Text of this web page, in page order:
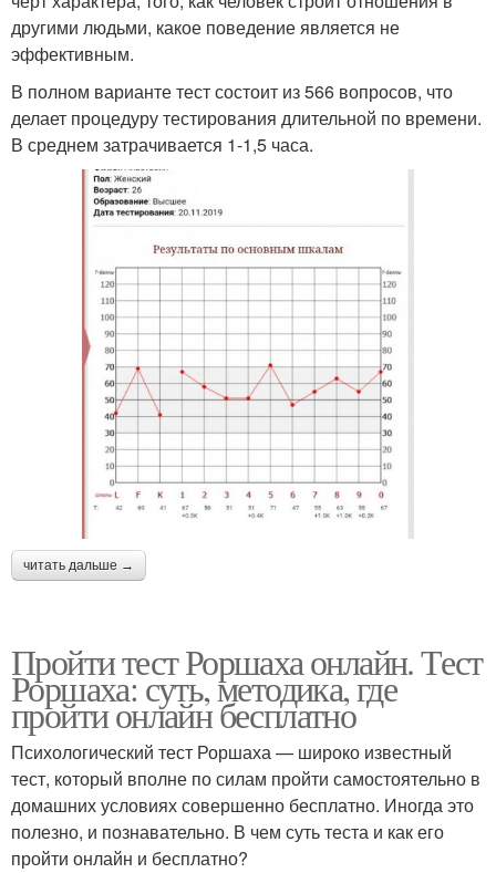
другими людьми, какое поведение является не
эффективным.
В полном варианте тест состоит из 566 вопросов, что
делает процедуру тестирования длительной по времени.
В среднем затрачивается 1-1,5 часа.
читать дальше →
Пройти тест Роршаха онлайн. Тест
Роршаха: суть, методика, где
пройти онлайн бесплатно
Психологический тест Роршаха — широко известный
тест, который вполне по силам пройти самостоятельно в
домашних условиях совершенно бесплатно. Иногда это
полезно, и познавательно. В чем суть теста и как его
пройти онлайн и бесплатно?